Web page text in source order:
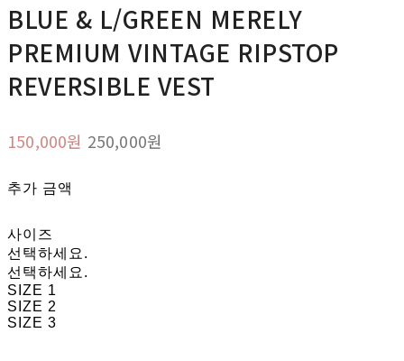
BLUE & L/GREEN MERELY
PREMIUM VINTAGE RIPSTOP
REVERSIBLE VEST
150,000원 250,000원
추가 금액
사이즈
선택하세요.
선택하세요.
SIZE 1
SIZE 2
SIZE 3